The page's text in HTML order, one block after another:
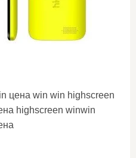
цена win win highscreen
highscreen winwin